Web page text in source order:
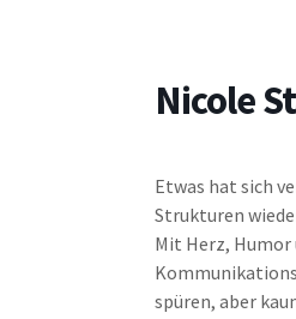
Nicole
Etwas hat sich
Strukturen
Mit Herz,
spüren, aber